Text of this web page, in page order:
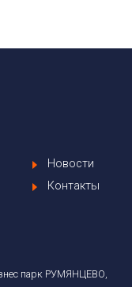
Новости
Контакты
парк РУМЯНЦЕВО,